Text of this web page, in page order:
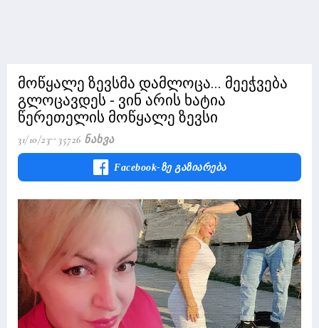
მოწყალე ზევსმა დამლოცა... მეეჭვება
გლოცავდეს - ვინ არის ხატია
წერეთელის მოწყალე ზევსი
31/10/23 35726 Ნახვა
Facebook-Ზე Გაზიარება